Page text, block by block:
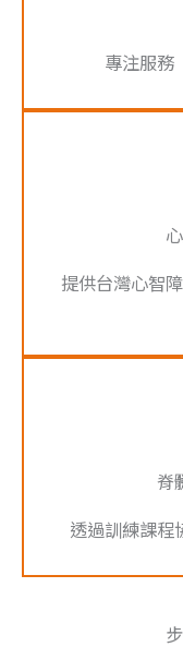
專注服務
提供台灣心智
脊
透過訓練課程